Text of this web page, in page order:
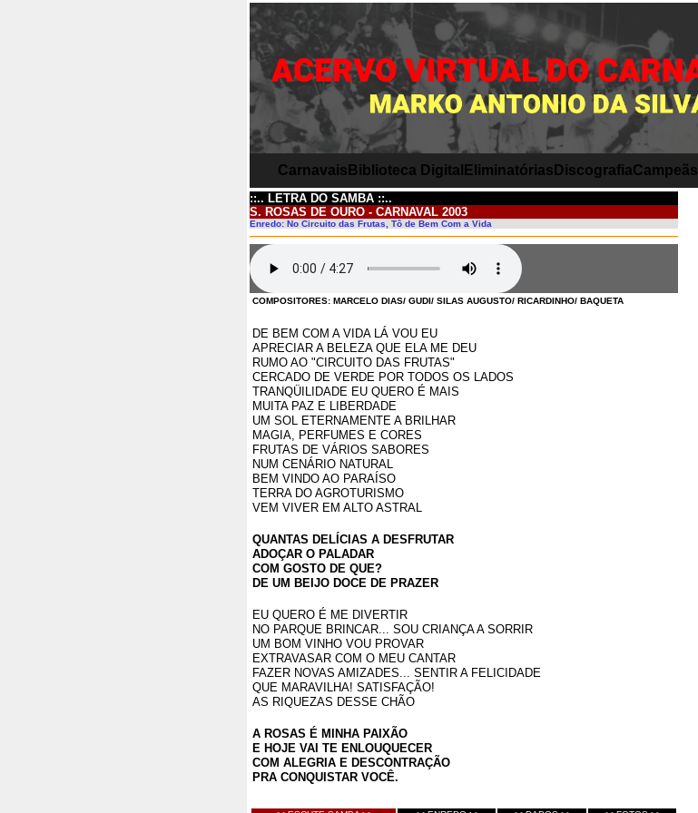
Carnavais Biblioteca Digital Eliminatórias DiscografiaCampeãs
::.. LETRA DO SAMBA ::..
S. ROSAS DE OURO - CARNAVAL 2003
Enredo: No Circuito das Frutas, Tô de Bem Com a Vida
COMPOSITORES: MARCELO DIAS/ GUDI/ SILAS AUGUSTO/ RICARDINHO/ BAQUETA
DE BEM COM A VIDA LÁ VOU EU
APRECIAR A BELEZA QUE ELA ME DEU
RUMO AO "CIRCUITO DAS FRUTAS"
CERCADO DE VERDE POR TODOS OS LADOS
TRANQÜILIDADE EU QUERO É MAIS
MUITA PAZ E LIBERDADE
UM SOL ETERNAMENTE A BRILHAR
MAGIA, PERFUMES E CORES
FRUTAS DE VÁRIOS SABORES
NUM CENÁRIO NATURAL
BEM VINDO AO PARAÍSO
TERRA DO AGROTURISMO
VEM VIVER EM ALTO ASTRAL
QUANTAS DELÍCIAS A DESFRUTAR
ADOÇAR O PALADAR
COM GOSTO DE QUE?
DE UM BEIJO DOCE DE PRAZER
EU QUERO É ME DIVERTIR
NO PARQUE BRINCAR... SOU CRIANÇA A SORRIR
UM BOM VINHO VOU PROVAR
EXTRAVASAR COM O MEU CANTAR
FAZER NOVAS AMIZADES... SENTIR A FELICIDADE
QUE MARAVILHA! SATISFAÇÃO!
AS RIQUEZAS DESSE CHÃO
A ROSAS É MINHA PAIXÃO
E HOJE VAI TE ENLOUQUECER
COM ALEGRIA E DESCONTRAÇÃO
PRA CONQUISTAR VOCÊ.